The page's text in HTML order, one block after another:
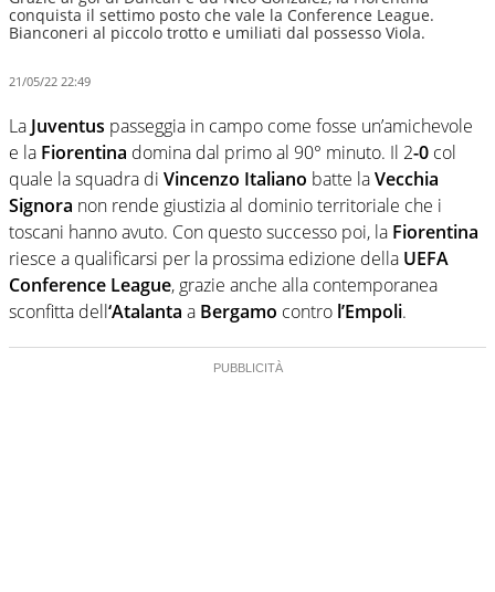
conquista il settimo posto che vale la Conference League.
Bianconeri al piccolo trotto e umiliati dal possesso Viola.
21/05/22 22:49
La Juventus passeggia in campo come fosse un’amichevole
e la Fiorentina domina dal primo al 90° minuto. Il 2-0 col
quale la squadra di Vincenzo Italiano batte laVecchia
Signora non rende giustizia al dominio territoriale che i
toscani hanno avuto. Con questo successo poi, la Fiorentina
riesce a qualificarsi per la prossima edizione della UEFA
Conference League, grazie anche alla contemporanea
sconfitta dell‘Atalanta a Bergamo contro l’Empoli.